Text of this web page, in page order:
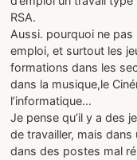
RSA.
Aussi. pourquoi ne
emploi, et surtout les
formations dans les
dans la musique,le
l’informatique…
Je pense qu’il y a des
de travailler, mais
dans des postes mal